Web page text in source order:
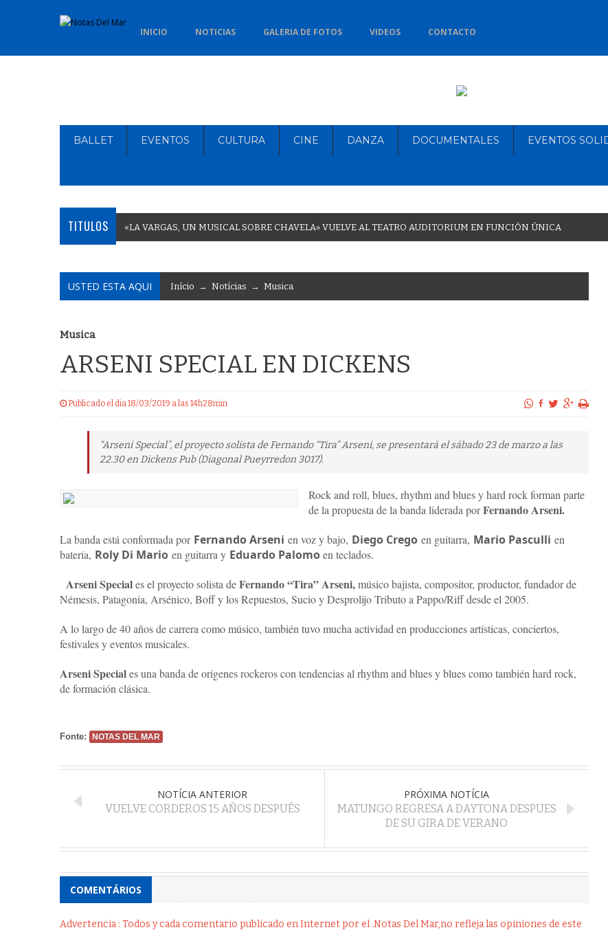
INICIO NOTICIAS GALERIA DE FOTOS VIDEOS CONTACTO
BALLET EVENTOS CULTURA CINE DANZA DOCUMENTALES EVENTOS
TITULOS «LA VARGAS, UN MUSICAL SOBRE CHAVELA» VUELVE AL TEATRO AUDITORIUM EN FUNCIÓN ÚNICA
USTED ESTA AQUI Início → Notícias → Musica
Musica
ARSENI SPECIAL EN DICKENS
Publicado el dia 18/03/2019 a las 14h28min
“Arseni Special”, el proyecto solista de Fernando “Tira” Arseni, se presentará el sábado 23 de marzo a las
22.30 en Dickens Pub (Diagonal Pueyrredon 3017).
Rock and roll, blues, rhythm and blues y hard rock forman parte
de la propuesta de la banda liderada porFernando Arseni.
La banda está conformada por Fernando Arseni en voz y bajo, Diego Crego en guitarra, Mario Pasculli en
batería, Roly Di Mario en guitarra y Eduardo Palomoen teclados.
Arseni Speciales el proyecto solista deFernando “Tira” Arseni,músico bajista, compositor, productor, fundador de
Némesis, Patagonia, Arsénico, Boff y los Repuestos, Sucio y Desprolijo Tributo a Pappo/Riff desde el 2005.
A lo largo de 40 años de carrera como músico, también tuvo mucha actividad en producciones artísticas, conciertos,
festivales y eventos musicales.
Arseni Speciales una banda de orígenes rockeros con tendencias al rhythm and blues y blues como también hard rock,
de formación clásica.
Fonte: NOTAS DEL MAR
NOTÍCIA ANTERIOR
VUELVE CORDEROS 15 AÑOS DESPUÉS
PRÓXIMA NOTÍCIA
MATUNGO REGRESA A DAYTONA DESPUES
DE SU GIRA DE VERANO
COMENTÁRIOS
Advertencia : Todos y cada comentario publicado en Internet por el .Notas Del Mar,no refleja las opiniones de este